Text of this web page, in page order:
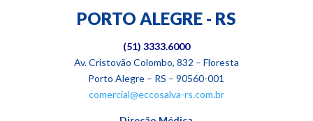
PORTO ALEGRE - RS
(51) 3333.6000
Av. Cristovão Colombo, 832 – Floresta
Porto Alegre – RS – 90560-001
comercial@eccosalva-rs.com.br